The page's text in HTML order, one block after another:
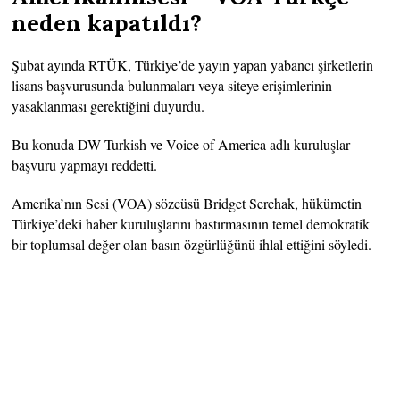
neden kapatıldı?
Şubat ayında RTÜK, Türkiye’de yayın yapan yabancı şirketlerin
lisans başvurusunda bulunmaları veya siteye erişimlerinin
yasaklanması gerektiğini duyurdu.
Bu konuda DW Turkish ve Voice of America adlı kuruluşlar
başvuru yapmayı reddetti.
Amerika’nın Sesi (VOA) sözcüsü Bridget Serchak, hükümetin
Türkiye’deki haber kuruluşlarını bastırmasının temel demokratik
bir toplumsal değer olan basın özgürlüğünü ihlal ettiğini söyledi.